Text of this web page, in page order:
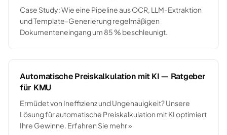
Case Study: Wie eine Pipeline aus OCR, LLM-Extraktion
und Template-Generierung regelmäßigen
Dokumenteneingang um 85 % beschleunigt.
Automatische Preiskalkulation mit KI — Ratgeber
für KMU
Ermüdet von Ineffizienz und Ungenauigkeit? Unsere
Lösung für automatische Preiskalkulation mit KI optimiert
Ihre Gewinne. Erfahren Sie mehr »